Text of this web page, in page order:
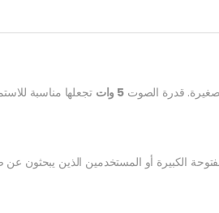
قدرة الصوت5 وات
تجعلها مناسبة
الكبيرة أو المستخدمين الذين